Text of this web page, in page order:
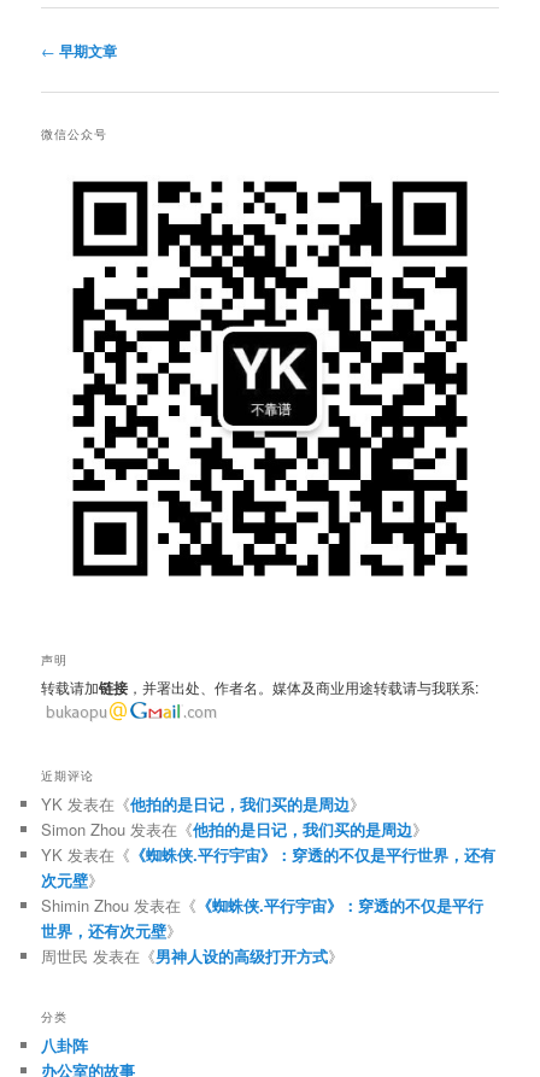
文
导
← 早期文章
微信公众号
声明
转载请加链接 ，并署出处、作者名。媒体及商业用途转载请与我联系:
近期评论
YK 发表在《他拍的是日记，我们买的是周边》
Simon Zhou 发表在《他拍的是日记，我们买的是周边》
YK 发表在《 《蜘蛛侠.平行宇宙》：穿透的不仅是平行世界，还有
次元壁》
Shimin Zhou 发表在《 《蜘蛛侠.平行宇宙》：穿透的不仅是平行
世界，还有次元壁》
周世民 发表在《男神人设的高级打开方式》
分类
八卦阵
办公室的故事